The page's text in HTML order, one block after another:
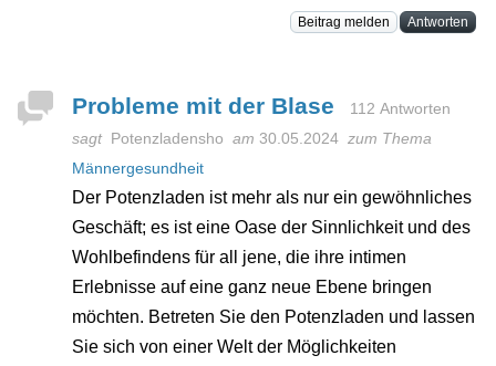
Beitrag melden Antworten
Probleme mit der Blase
112 Antworten
sagt Potenzladensho am 30.05.2024 zum Thema
Männergesundheit
Der Potenzladen ist mehr als nur ein gewöhnliches
Geschäft; es ist eine Oase der Sinnlichkeit und des
Wohlbefindens für all jene, die ihre intimen
Erlebnisse auf eine ganz neue Ebene bringen
möchten. Betreten Sie den Potenzladen und lassen
Sie sich von einer Welt der Möglichkeiten